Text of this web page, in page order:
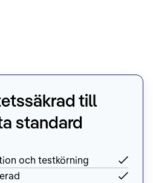
till
standard
och testkörning